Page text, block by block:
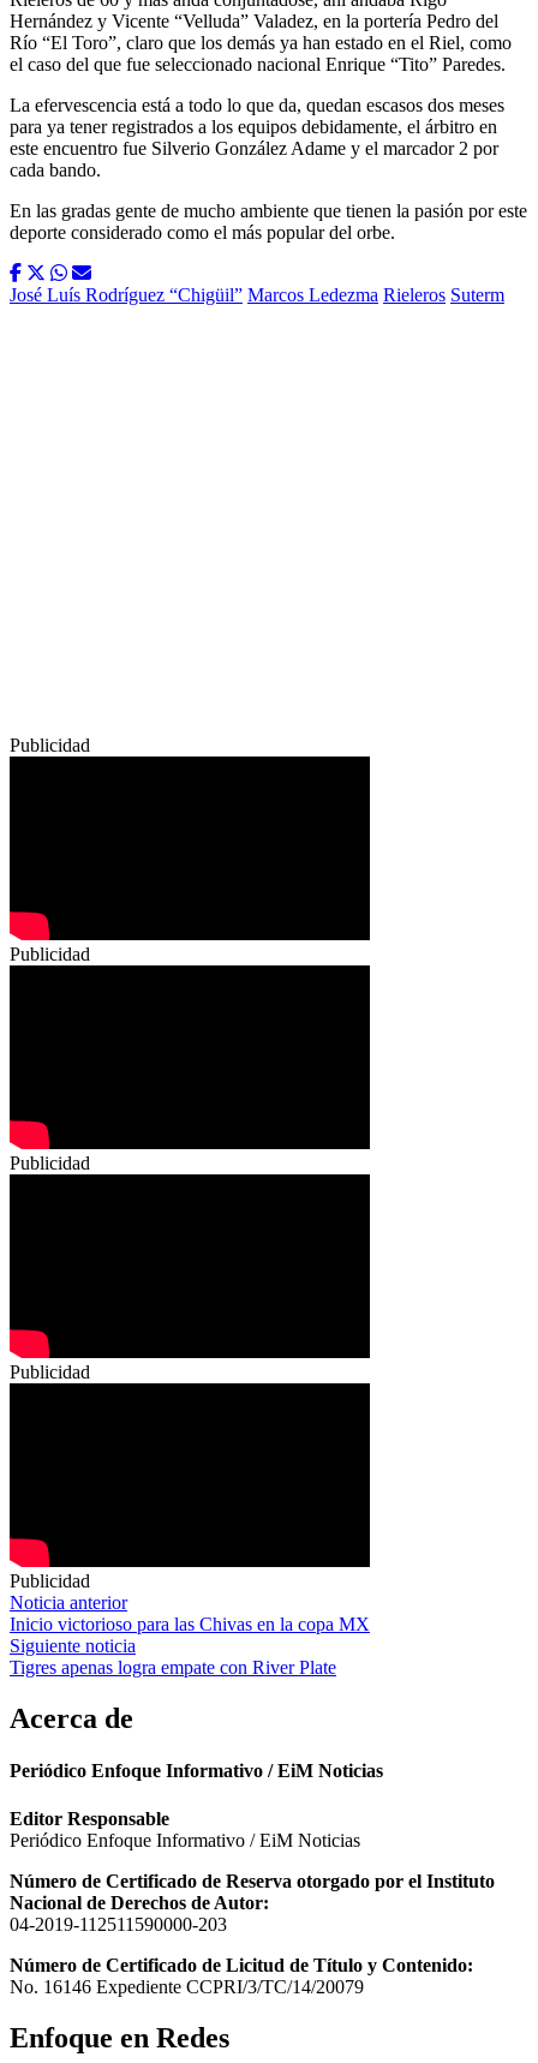
Hernández y Vicente “Velluda” Valadez, en la portería Pedro del
Río “El Toro”, claro que los demás ya han estado en el Riel, como
el caso del que fue seleccionado nacional Enrique “Tito” Paredes.
La efervescencia está a todo lo que da, quedan escasos dos meses
para ya tener registrados a los equipos debidamente, el árbitro en
este encuentro fue Silverio González Adame y el marcador 2 por
cada bando.
En las gradas gente de mucho ambiente que tienen la pasión por este
deporte considerado como el más popular del orbe.
José Luís Rodríguez “Chigüil” Marcos Ledezma Rieleros Suterm
Publicidad
Publicidad
Publicidad
Publicidad
Publicidad
Navegación
de
entradas
Noticia anterior
Inicio victorioso para las Chivas en la copa MX
Siguiente noticia
Tigres apenas logra empate con River Plate
Acerca de
Periódico Enfoque Informativo / EiM Noticias
Editor Responsable
Periódico Enfoque Informativo / EiM Noticias
Número de Certificado de Reserva otorgado por el Instituto
Nacional de Derechos de Autor:
04-2019-112511590000-203
Número de Certificado de Licitud de Título y Contenido:
No. 16146 Expediente CCPRI/3/TC/14/20079
Enfoque en Redes